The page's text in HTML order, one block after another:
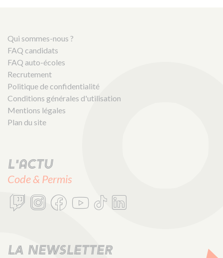
Qui sommes-nous ?
FAQ candidats
FAQ auto-écoles
Recrutement
Politique de confidentialité
Conditions générales d'utilisation
Mentions légales
Plan du site
L'actu
Code & Permis
LA NEWSLETTER